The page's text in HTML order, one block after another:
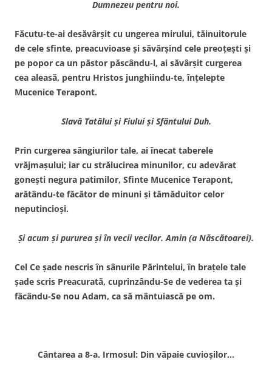
Dumnezeu pentru noi.
Făcutu-te-ai desăvârşit cu ungerea mirului, tăinuitorule
de cele sfinte, preacuvioase şi săvârşind cele preoţeşti şi
pe popor ca un păstor păscându-l, ai săvârşit curgerea
cea aleasă, pentru Hristos junghiindu-te, înţelepte
Mucenice Terapont.
Slavă Tatălui şi Fiului şi Sfântului Duh.
Prin curgerea sângiurilor tale, ai înecat taberele
vrăjmaşului; iar cu strălucirea minunilor, cu adevărat
goneşti negura patimilor, Sfinte Mucenice Terapont,
arătându-te făcător de minuni şi tămăduitor celor
neputincioşi.
Şi acum şi pururea şi în vecii vecilor. Amin (a Născătoarei).
Cel Ce şade nescris în sânurile Părintelui, în braţele tale
şade scris Preacurată, cuprinzându-Se de vederea ta şi
fâcându-Se nou Adam, ca să mântuiască pe om.
Cântarea a 8-a. Irmosul: Din văpaie cuvioşilor…